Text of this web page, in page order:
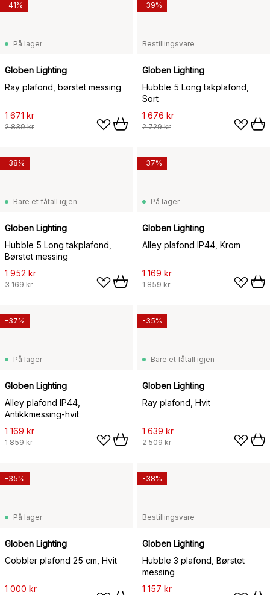
På lager
Globen Lighting
Ray plafond, børstet messing
1 671 kr
2 839 kr
-41%
Bestillingsvare
Globen Lighting
Hubble 5 Long takplafond,
Sort
1 676 kr
2 729 kr
-39%
Bare et fåtall igjen
Globen Lighting
Hubble 5 Long takplafond,
Børstet messing
1 952 kr
3 169 kr
-38%
På lager
Globen Lighting
Alley plafond IP44, Krom
1 169 kr
1 859 kr
-37%
På lager
Globen Lighting
Alley plafond IP44,
Antikkmessing-hvit
1 169 kr
1 859 kr
-37%
Bare et fåtall igjen
Globen Lighting
Ray plafond, Hvit
1 639 kr
2 509 kr
-35%
På lager
Globen Lighting
Cobbler plafond 25 cm, Hvit
1 000 kr
-35%
Bestillingsvare
Globen Lighting
Hubble 3 plafond, Børstet
messing
1 157 kr
-38%